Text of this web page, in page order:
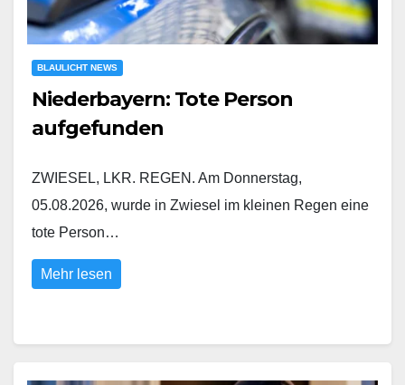
BLAULICHT NEWS
Niederbayern: Tote Person
aufgefunden
ZWIESEL, LKR. REGEN. Am Donnerstag,
05.08.2026, wurde in Zwiesel im kleinen Regen eine
tote Person…
Mehr lesen